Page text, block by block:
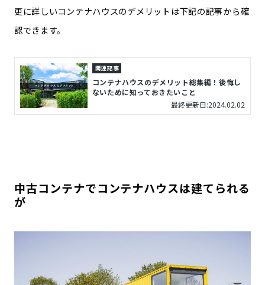
更に詳しいコンテナハウスのデメリットは下記の記事から確
認できます。
関連記事
コンテナハウスのデメリット総集編！後悔し
ないために知っておきたいこと
最終更新日:2024.02.02
中古コンテナでコンテナハウスは建てられる
が